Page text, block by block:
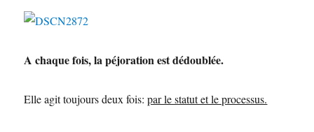
A chaque fois, la péjoration est dédoublée.
Elle agit toujours deux fois:par le statut et le processus.